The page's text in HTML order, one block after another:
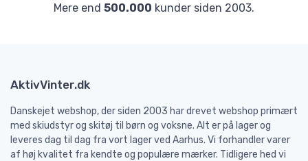
Mere end 500.000 kunder siden 2003.
AktivVinter.dk
Danskejet webshop, der siden 2003 har drevet webshop primært
med skiudstyr og skitøj til børn og voksne. Alt er på lager og
leveres dag til dag fra vort lager ved Aarhus. Vi forhandler varer
af høj kvalitet fra kendte og populære mærker. Tidligere hed vi